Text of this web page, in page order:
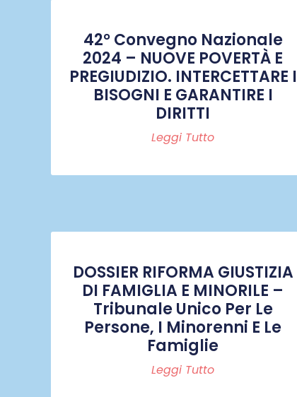
42° Convegno Nazionale
2024 – NUOVE POVERTÀ E
PREGIUDIZIO. INTERCETTARE I
BISOGNI E GARANTIRE I
DIRITTI
Leggi Tutto
DOSSIER RIFORMA GIUSTIZIA
DI FAMIGLIA E MINORILE –
Tribunale Unico Per Le
Persone, I Minorenni E Le
Famiglie
Leggi Tutto